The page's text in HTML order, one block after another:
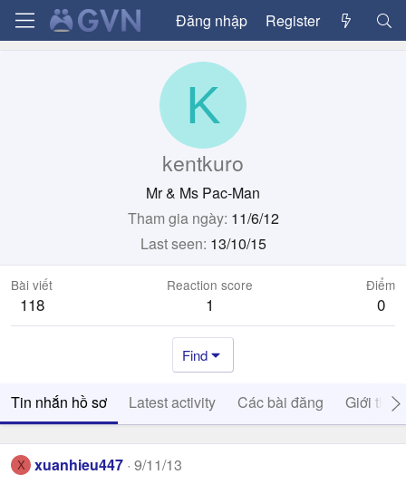
Đăng nhập Register
K
kentkuro
Mr & Ms Pac-Man
Tham gia ngày 11/6/12
Last seen 13/10/15
Bài viết
118
Reaction score
1
Điểm
0
Find
Tin nhắn hồ sơ Latest activity Các bài đăng Giới thiệu
X xuanhieu447 9/11/13